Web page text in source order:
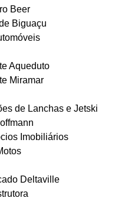
Beer
Biguaçu
Aqueduto
Miramar
de Lanchas e Jetski
Imobiliários
Deltaville